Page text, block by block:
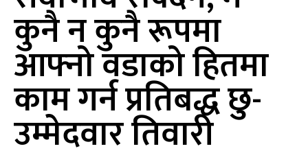
कुनै न कुनै रूपमा
आफ्नो वडाको हितमा
काम गर्न प्रतिबद्ध छु-
उम्मेदवार तिवारी